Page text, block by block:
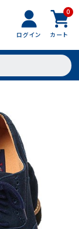
ログイン
0
カート